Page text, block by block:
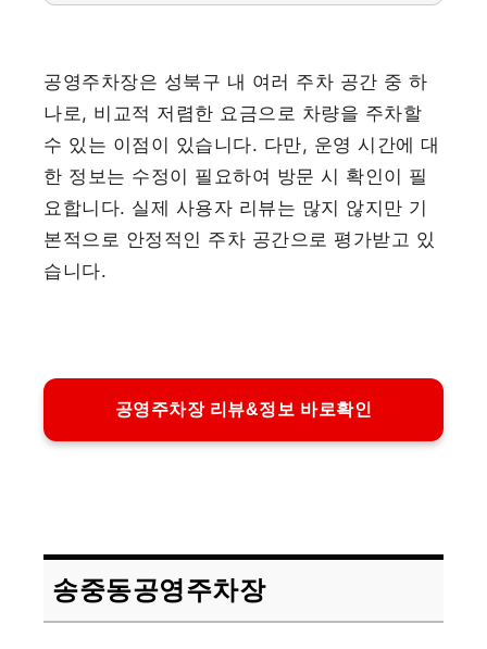
공영주차장은 성북구 내 여러 주차 공간 중 하
나로, 비교적 저렴한 요금으로 차량을 주차할
수 있는 이점이 있습니다. 다만, 운영 시간에 대
한 정보는 수정이 필요하여 방문 시 확인이 필
요합니다. 실제 사용자 리뷰는 많지 않지만 기
본적으로 안정적인 주차 공간으로 평가받고 있
습니다.
공영주차장 리뷰&정보 바로확인
송중동공영주차장